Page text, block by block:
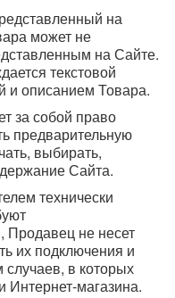
на
может не
на Сайте.
текстовой
и описанием Товара.
за собой право
предварительную
выбирать,
Сайта.
технически
Продавец не несет
их подключения и
в которых
Интернет-магазина.